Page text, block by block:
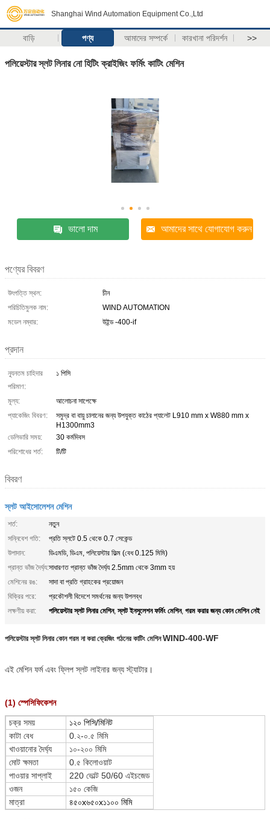
Shanghai Wind Automation Equipment Co.,Ltd
বাড়ি পণ্য আমাদের সম্পর্কে কারখানা পরিদর্শন >>
পলিয়েস্টার স্লট লিনার নো হিটিং ক্রাইজিং ফর্মিং কাটিং মেশিন
ভালো দাম আমাদের সাথে যোগাযোগ করুন
পণ্যের বিবরণ
উৎপত্তি স্থল:
চীন
পরিচিতিমুলক নাম:
WIND AUTOMATION
মডেল নম্বার:
উইন্ড -400-if
প্রদান
ন্যূনতম চাহিদার
পরিমাণ:
১ পিসি
মূল্য:
আলোচনা সাপেক্ষে
প্যাকেজিং বিবরণ:
সমুদ্র বা বায়ু চালানের জন্য উপযুক্ত কাঠের প্যালেট L910 mm x W880 mm x
H1300mm3
ডেলিভারি সময়:
30 কর্মদিবস
পরিশোধের শর্ত:
টি/টি
বিবরণ
স্লট আইসোলেশন মেশিন
শর্ত:
নতুন
সন্নিবেশ গতি:
প্রতি স্লটে 0.5 থেকে 0.7 সেকেন্ড
উপাদান:
ডিএমডি, ডিএম, পলিয়েস্টার ফিল্ম (বেধ 0.125 মিমি)
প্রান্ত ভাঁজ দৈর্ঘ্য:সাধারণত প্রান্ত ভাঁজ দৈর্ঘ্য 2.5mm থেকে 3mm হয়
মেশিনের রঙ:
সাদা বা প্রতি গ্রাহকের প্রয়োজন
বিক্রির পরে:
প্রকৌশলী বিদেশে সমর্থনের জন্য উপলব্ধ
লক্ষণীয় করা:
পলিয়েস্টার স্লট লিনার মেশিন,স্লট ইনসুলেশন ফর্মিং মেশিন, গরম করার জন্য কোন মেশিন নেই
পলিয়েস্টার স্লট লিনার কোন গরম না করা ক্রেজিং গঠনের কাটিং মেশিনWIND-400-WF
এই মেশিন ফর্ম এবং ফ্লিপ স্লট লাইনার জন্য স্ট্যাটার।
(1) স্পেসিফিকেশন
চক্র সময়
১২০ পিসি/মিনিট
কাটা বেধ
0.২-০.৫ মিমি
খাওয়ানোর দৈর্ঘ্য
১০-২০০ মিমি
মোট ক্ষমতা
0.৫ কিলোওয়াট
পাওয়ার সাপ্লাই
220 ভোল্ট 50/60 এইচজেড
ওজন
১৫০ কেজি
মাত্রা
৪৫০x৬৫০x১১০০ মিমি